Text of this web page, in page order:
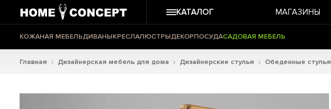
КАТАЛОГ МАГАЗИНЫ
КОЖАНАЯ МЕБЕЛЬДИВАНЫКРЕСЛАЛЮСТРЫДЕКОРПОСУДАСАДОВАЯ МЕБЕЛЬ
Главная Дизайнерская мебель для дома Дизайнерские стулья Обеденные стулья